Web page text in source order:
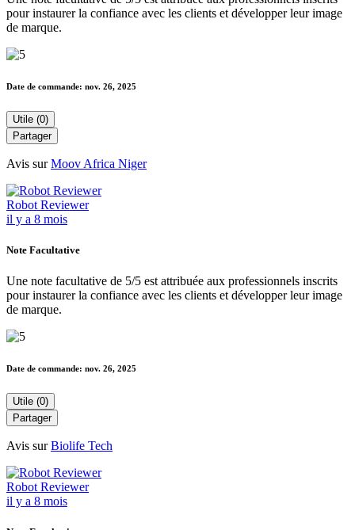
pour instaurer la confiance avec les clients et développer leur image
de marque.
Date de commande: nov. 26, 2025
Utile (0)
Partager
Avis surMoov Africa Niger
Robot Reviewer
il y a 8 mois
Note Facultative
Une note facultative de 5/5 est attribuée aux professionnels inscrits
pour instaurer la confiance avec les clients et développer leur image
de marque.
Date de commande: nov. 26, 2025
Utile (0)
Partager
Avis surBiolife Tech
Robot Reviewer
il y a 8 mois